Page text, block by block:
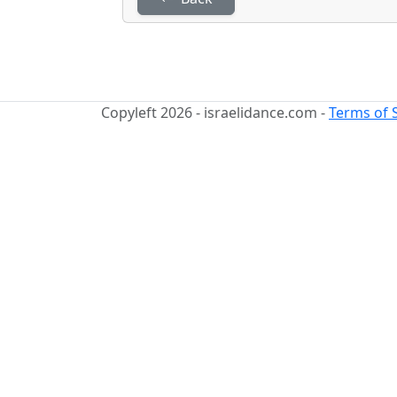
Copyleft 2026 - israelidance.com -Terms of